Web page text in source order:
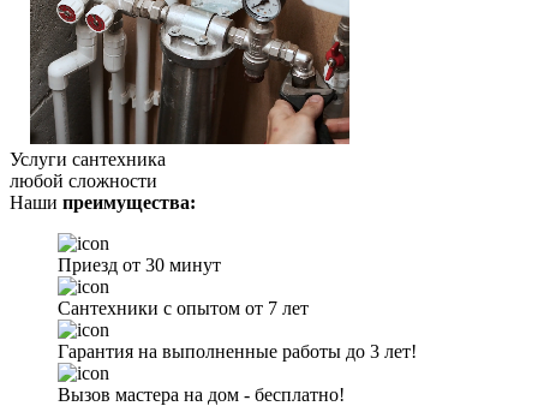
Услуги сантехника
любой сложности
Наши преимущества:
Приезд от 30 минут
Сантехники с опытом от 7 лет
Гарантия на выполненные работы до 3 лет!
Вызов мастера на дом - бесплатно!